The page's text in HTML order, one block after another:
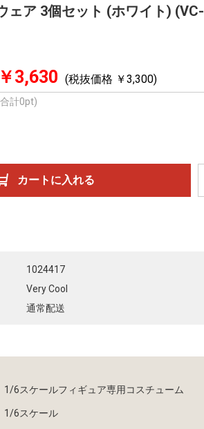
ェア 3個セット (ホワイト) (VC-
￥3,630 (税抜価格 ￥3,300)
計0pt)
1024417
Very Cool
通常配送
1/6スケールフィギュア専用コスチューム
1/6スケール